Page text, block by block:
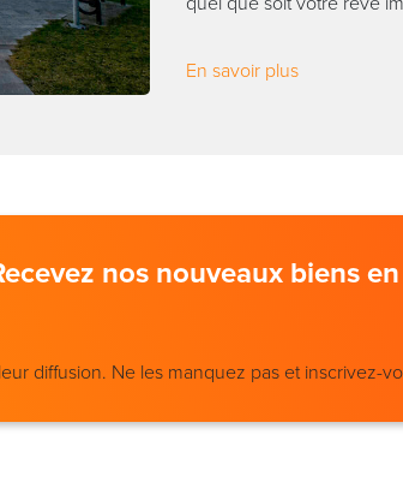
En savoir plus
nos nouveaux biens en
diffusion. Ne les manquez pas et inscrivez-